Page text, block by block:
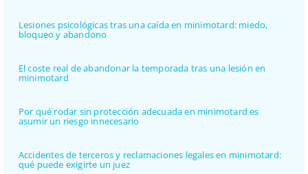
Lesiones psicológicas tras una caída en minimotard: miedo,
bloqueo y abandono
El coste real de abandonar la temporada tras una lesión en
minimotard
Por qué rodar sin protección adecuada en minimotard es
asumir un riesgo innecesario
Accidentes de terceros y reclamaciones legales en minimotard:
qué puede exigirte un juez